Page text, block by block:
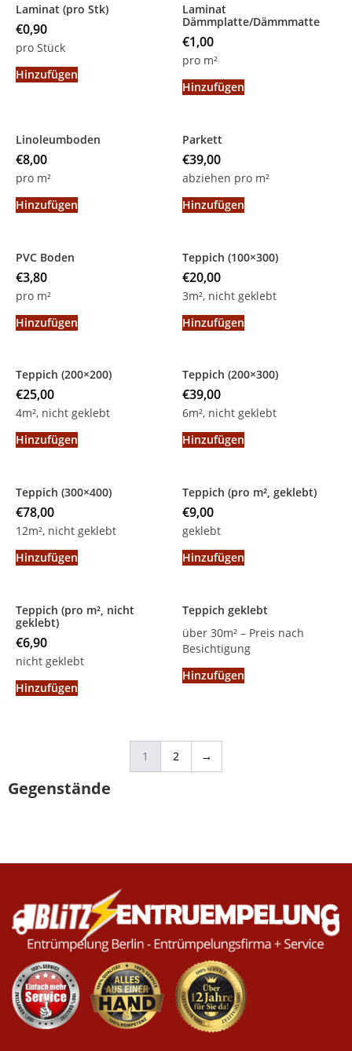
Laminat (pro Stk)
€0,90
pro Stück
Hinzufügen
Laminat
Dämmplatte/Dämmmatte
€1,00
pro m²
Hinzufügen
Linoleumboden
€8,00
pro m²
Hinzufügen
Parkett
€39,00
abziehen pro m²
Hinzufügen
PVC Boden
€3,80
pro m²
Hinzufügen
Teppich (100×300)
€20,00
3m², nicht geklebt
Hinzufügen
Teppich (200×200)
€25,00
4m², nicht geklebt
Hinzufügen
Teppich (200×300)
€39,00
6m², nicht geklebt
Hinzufügen
Teppich (300×400)
€78,00
12m², nicht geklebt
Hinzufügen
Teppich (pro m², geklebt)
€9,00
geklebt
Hinzufügen
Teppich (pro m², nicht
geklebt)
€6,90
nicht geklebt
Hinzufügen
Teppich geklebt
über 30m² – Preis nach
Besichtigung
Hinzufügen
1 2 →
Gegenstände